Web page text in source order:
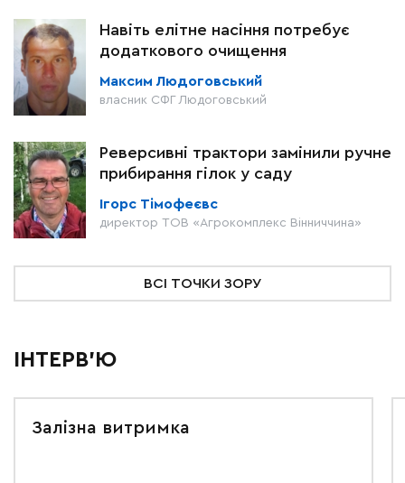
Навіть елітне насіння потребує
додаткового очищення
Максим Людоговський
власник СФГ Людоговський
Реверсивні трактори замінили ручне
прибирання гілок у саду
Ігорс Тімофеєвс
директор ТОВ «Агрокомплекс Вінниччина»
ВСІ ТОЧКИ ЗОРУ
ІНТЕРВ'Ю
Залізна витримка